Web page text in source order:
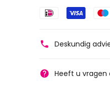
Deskundig
Heeft u vragen